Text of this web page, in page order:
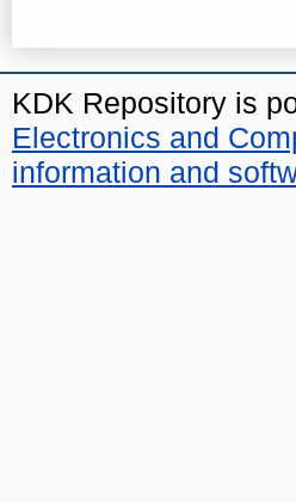
KDK Repository is
Electronics and
information and